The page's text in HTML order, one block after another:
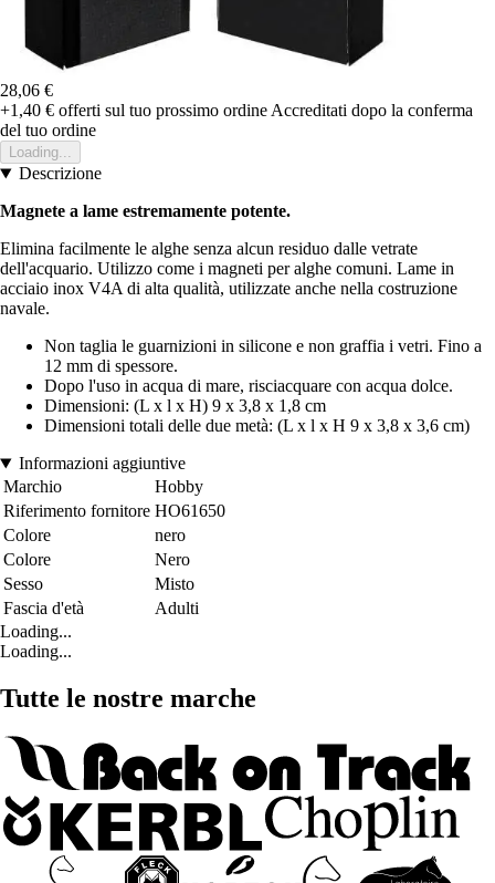
28,06 €
+1,40 € offerti sul tuo prossimo ordine Accreditati dopo la conferma
del tuo ordine
Loading...
Descrizione
Magnete a lame estremamente potente.
Elimina facilmente le alghe senza alcun residuo dalle vetrate
dell'acquario. Utilizzo come i magneti per alghe comuni. Lame in
acciaio inox V4A di alta qualità, utilizzate anche nella costruzione
navale.
Non taglia le guarnizioni in silicone e non graffia i vetri. Fino a
12 mm di spessore.
Dopo l'uso in acqua di mare, risciacquare con acqua dolce.
Dimensioni: (L x l x H) 9 x 3,8 x 1,8 cm
Dimensioni totali delle due metà: (L x l x H 9 x 3,8 x 3,6 cm)
Informazioni aggiuntive
Marchio
Hobby
Riferimento fornitore HO61650
Colore
nero
Colore
Nero
Sesso
Misto
Fascia d'età
Adulti
Loading...
Loading...
Tutte le nostre marche